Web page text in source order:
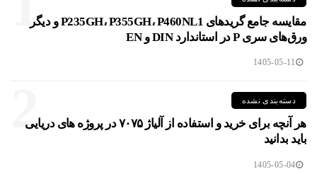
مقایسه جامع گریدهای P235GH، P355GH، P460NL1 و دیگر
ورق‌های سری P در استاندارد DIN و EN
1405-05-11
2 دسته‌بندی نشده
هر آنچه برای خرید و استفاده از آلیاژ ۷۰۷۵ در پروژه های دریایی
باید بدانید
1405-05-04